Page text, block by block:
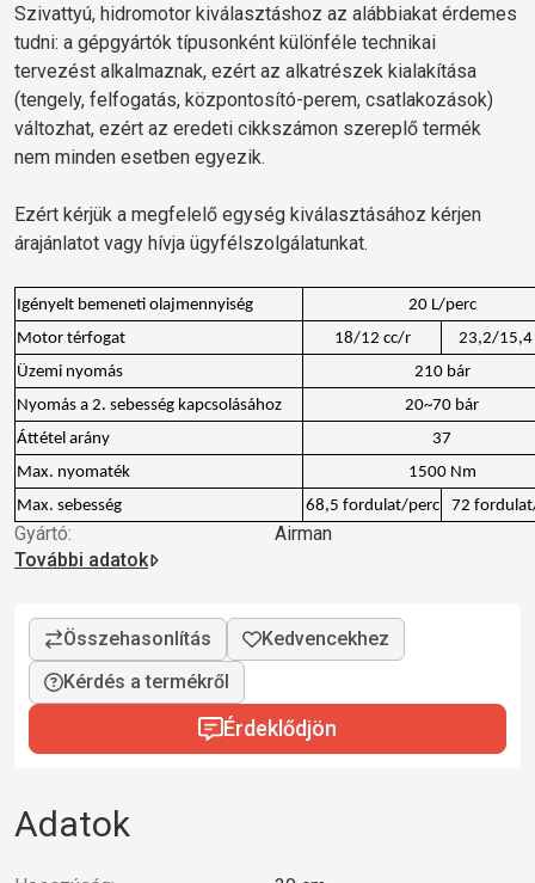
Szivattyú, hidromotor kiválasztáshoz az alábbiakat érdemes
tudni: a gépgyártók típusonként különféle technikai
tervezést alkalmaznak, ezért az alkatrészek kialakítása
(tengely, felfogatás, központosító-perem, csatlakozások)
változhat, ezért az eredeti cikkszámon szereplő termék
nem minden esetben egyezik.
Ezért kérjük a megfelelő egység kiválasztásához kérjen
árajánlatot vagy hívja ügyfélszolgálatunkat.
Igényelt bemeneti olajmennyiség
20 L/perc
Motor térfogat
18/12 cc/r
23,2/15,4
Üzemi nyomás
210 bár
Nyomás a 2. sebesség kapcsolásához
20~70 bár
Áttétel arány
37
Max. nyomaték
1500 Nm
Max. sebesség
68,5 fordulat/perc 72
Gyártó:
Airman
További adatok
Kérdés a termékről
Érdeklődjön
Adatok